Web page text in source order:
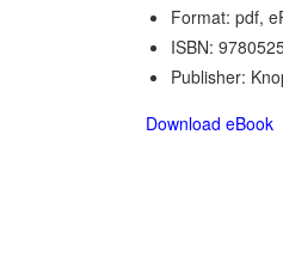
Format: pdf,
ISBN:
Publisher:
Download eBook